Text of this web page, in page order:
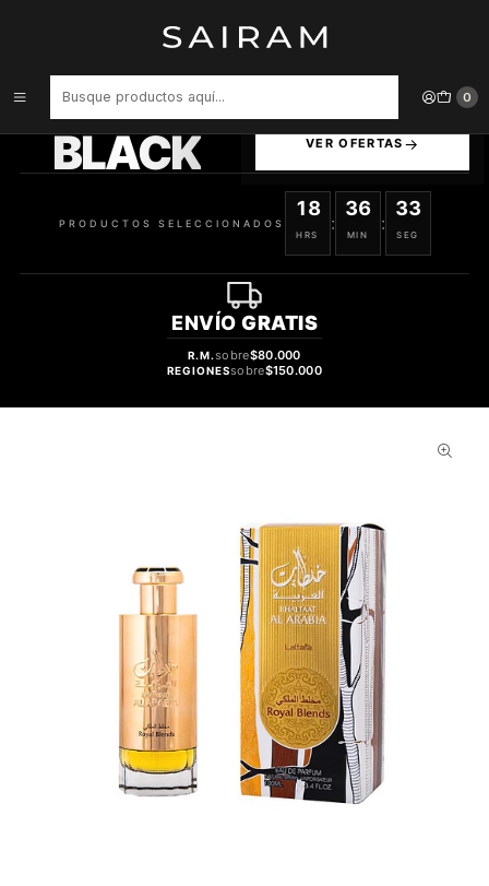
0
PERFUME LATTAFA KHALTAAT AL ARABIA ROYAL BLENDS UNISEX
BLACK VER OFERTAS
PRODUCTOS SELECCIONADOS
18
HRS
:
36
MIN
:
32
SEG
ENVÍO GRATIS
R.M.sobre$80.000
REGIONESsobre$150.000